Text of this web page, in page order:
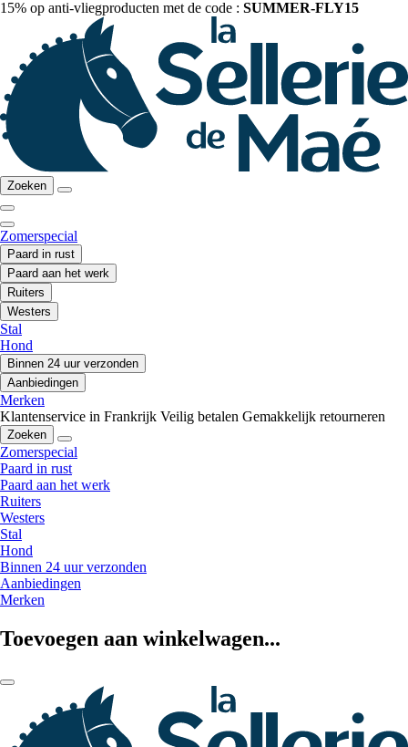
15% op anti-vliegproducten met de code : SUMMER-FLY15
Zoeken
Zomerspecial
Paard in rust
Paard aan het werk
Ruiters
Westers
Stal
Hond
Binnen 24 uur verzonden
Aanbiedingen
Merken
Klantenservice in Frankrijk Veilig betalen Gemakkelijk retourneren
Zoeken
Zomerspecial
Paard in rust
Paard aan het werk
Ruiters
Westers
Stal
Hond
Binnen 24 uur verzonden
Aanbiedingen
Merken
Toevoegen aan winkelwagen...